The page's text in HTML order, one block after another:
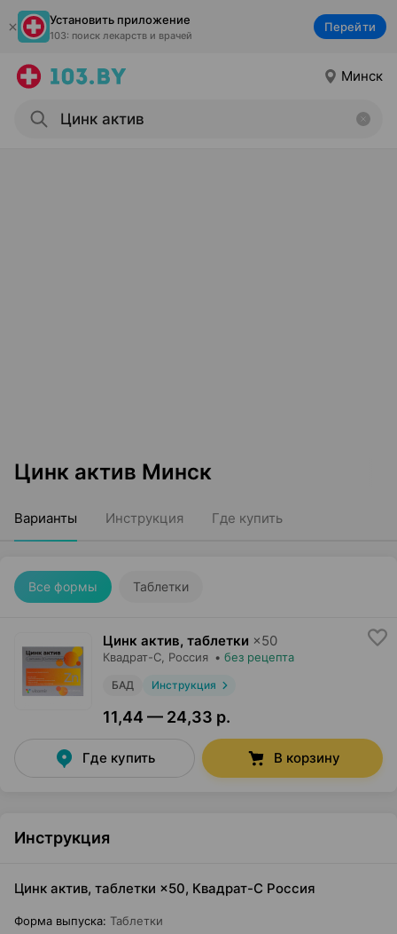
Установить приложение
103: поиск лекарств и врачей
Перейти
Минск
Цинк актив Минск
Варианты Инструкция Где купить
Все формы Таблетки
Цинк актив, таблетки ×50
Квадрат-С , Россия • без рецепта
БАД Инструкция
11,44 — 24,33 р.
Где купить В корзину
Инструкция
Цинк актив, таблетки ×50, Квадрат-С Россия
Форма выпуска: Таблетки